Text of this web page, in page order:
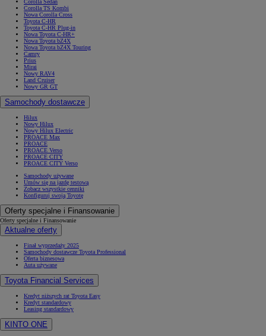
Corolla Sedan
Corolla TS Kombi
Nowa Corolla Cross
Toyota C-HR
Toyota C-HR Plug-in
Nowa Toyota C-HR+
Nowa Toyota bZ4X
Nowa Toyota bZ4X Touring
Camry
Prius
Mirai
Nowy RAV4
Land Cruiser
Nowy GR GT
Samochody dostawcze
Hilux
Nowy Hilux
Nowy Hilux Electric
PROACE Max
PROACE
PROACE Verso
PROACE CITY
PROACE CITY Verso
Samochody używane
Umów się na jazdę testową
Zobacz wszystkie cenniki
Konfiguruj swoją Toyotę
Oferty specjalne i Finansowanie
Oferty specjalne i Finansowanie
Aktualne oferty
Finał wyprzedaży 2025
Samochody dostawcze Toyota Professional
Oferta biznesowa
Auta używane
Toyota Financial Services
Kredyt niższych rat Toyota Easy
Kredyt standardowy
Leasing standardowy
KINTO ONE